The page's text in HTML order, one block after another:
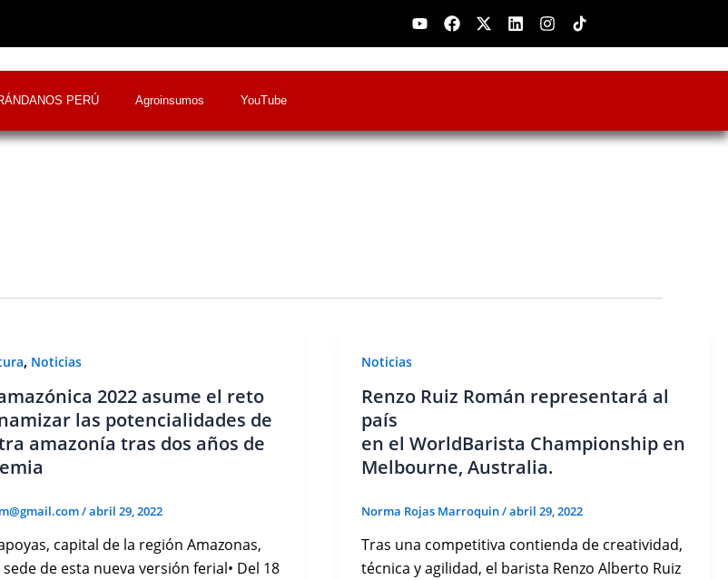
YoutubeFacebook
X-
twitter
LinkedinInstagram
PERÚ Agroinsumos YouTube
, Noticias
2022 asume el reto
las potencialidades de
amazonía tras dos años de
/abril 29, 2022
capital de la región Amazonas,
de esta nueva versión ferial• Del 18
Noticias
Renzo Ruiz Román representará al
país
en el WorldBarista Championship en
Melbourne, Australia.
Norma Rojas Marroquin/abril 29, 2022
Tras una competitiva contienda de creatividad,
técnica y agilidad, el barista Renzo Alberto Ruiz